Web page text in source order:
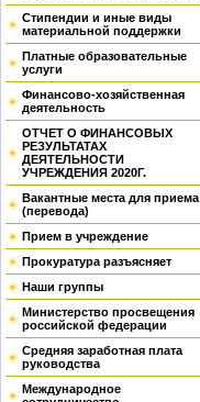
Стипендии и иные виды
материальной поддержки
Платные образовательные
услуги
Финансово-хозяйственная
деятельность
ОТЧЕТ О ФИНАНСОВЫХ
РЕЗУЛЬТАТАХ
ДЕЯТЕЛЬНОСТИ
УЧРЕЖДЕНИЯ 2020Г.
Вакантные места для приема
(перевода)
Прием в учреждение
Прокуратура разъясняет
Наши группы
Министерство просвещения
российской федерации
Средняя заработная плата
руководства
Международное